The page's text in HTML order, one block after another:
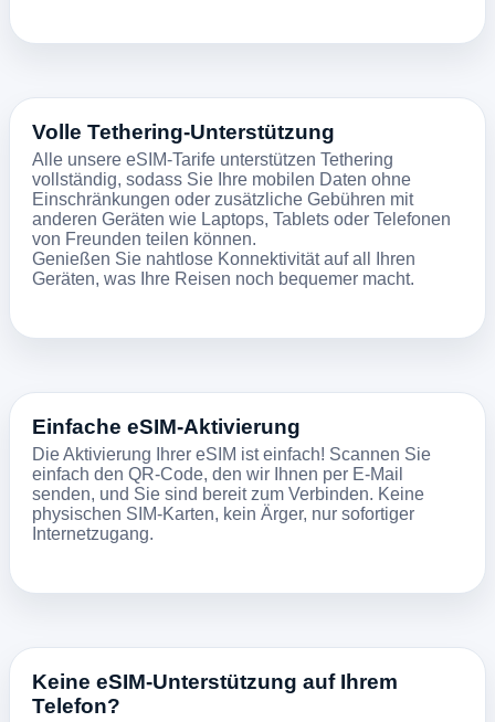
Volle Tethering-Unterstützung
Alle unsere eSIM-Tarife unterstützen Tethering
vollständig, sodass Sie Ihre mobilen Daten ohne
Einschränkungen oder zusätzliche Gebühren mit
anderen Geräten wie Laptops, Tablets oder Telefonen
von Freunden teilen können.
Genießen Sie nahtlose Konnektivität auf all Ihren
Geräten, was Ihre Reisen noch bequemer macht.
Einfache eSIM-Aktivierung
Die Aktivierung Ihrer eSIM ist einfach! Scannen Sie
einfach den QR-Code, den wir Ihnen per E-Mail
senden, und Sie sind bereit zum Verbinden. Keine
physischen SIM-Karten, kein Ärger, nur sofortiger
Internetzugang.
Keine eSIM-Unterstützung auf Ihrem
Telefon?